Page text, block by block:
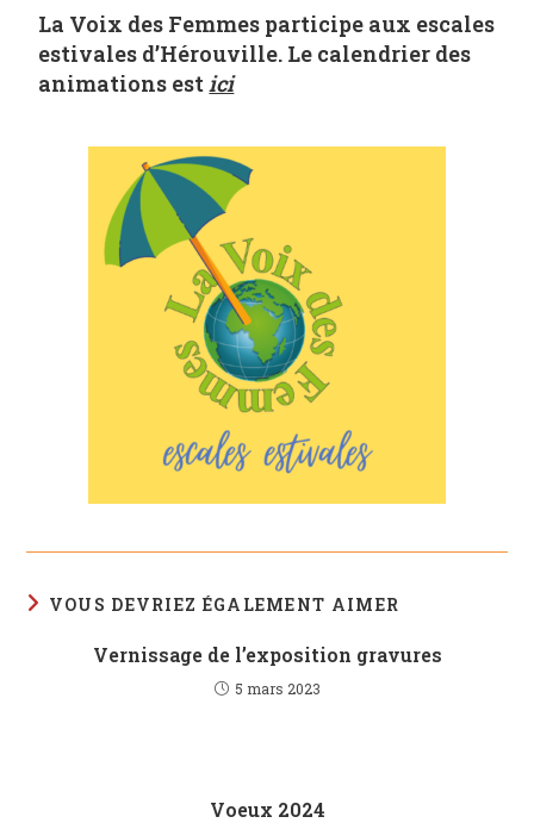
La Voix des Femmes participe aux escales
estivales d’Hérouville. Le calendrier des
animations estici
VOUS DEVRIEZ ÉGALEMENT AIMER
Vernissage de l’exposition gravures
5 mars 2023
Voeux 2024